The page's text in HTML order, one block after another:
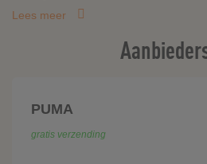
Lees meer
PUMA
gratis verzending